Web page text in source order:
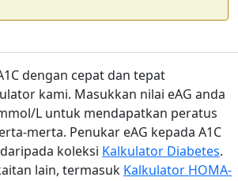
dengan cepat dan tepat
kami. Masukkan nilai eAG anda
L untuk mendapatkan peratus
merta. Penukar eAG kepada A1C
koleksi Kalkulator Diabetes.
lain, termasuk Kalkulator HOMA-